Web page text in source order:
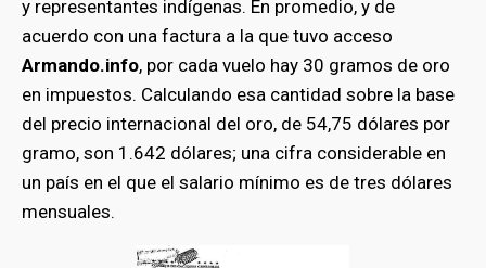
y representantes indígenas. En promedio, y de
acuerdo con una factura a la que tuvo acceso
Armando.info, por cada vuelo hay 30 gramos de oro
en impuestos. Calculando esa cantidad sobre la base
del precio internacional del oro, de 54,75 dólares por
gramo, son 1.642 dólares; una cifra considerable en
un país en el que el salario mínimo es de tres dólares
mensuales.